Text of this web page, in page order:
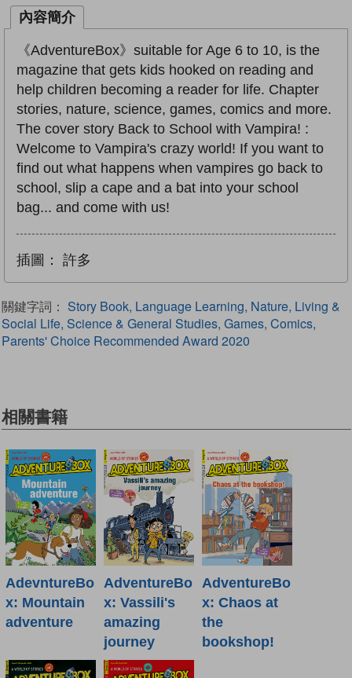
內容簡介
《AdventureBox》suitable for Age 6 to 10, is the
magazine that gets kids hooked on reading and
help children becoming a reader for life. Chapter
stories, nature, science, games, comics and more.
The cover story Back to School with Vampira! :
Welcome to Vampira's crazy world! If you want to
find out what happens when vampires go back to
school, slip a cape and a bat into your school
bag... and come with us!
插圖： 許多
關鍵字詞： Story Book, Language Learning, Nature, Living &
Social Life, Science & General Studies, Games, Comics,
Parents' Choice Recommended Award 2020
相關書籍
AdevntureBo
x: Mountain
adventure
AdventureBo
x: Vassili's
amazing
journey
AdventureBo
x: Chaos at
the
bookshop!